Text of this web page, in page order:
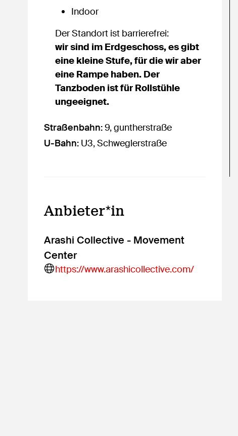
Indoor
Der Standort ist barrierefrei:
wir sind im Erdgeschoss, es gibt
eine kleine Stufe, für die wir aber
eine Rampe haben. Der
Tanzboden ist für Rollstühle
ungeeignet.
Erreichbar mit den öffentlichen Verkehrsmitteln
Straßenbahn:9, guntherstraße
U-Bahn: U3, Schweglerstraße
Anbieter*in
Arashi Collective - Movement
Center
https://www.arashicollective.com/